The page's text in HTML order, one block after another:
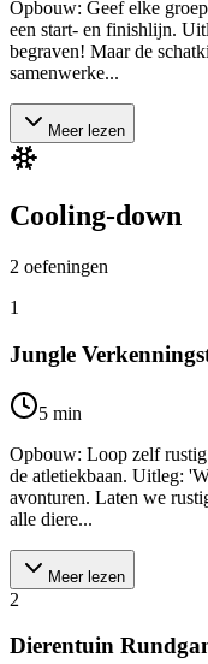
Opbouw: Geef elke
een start- en finishlijn.
begraven! Maar de
samenwerke...
Meer lezen
Cooling-down
2 oefeningen
1
Jungle
5 min
Opbouw: Loop zelf
de atletiekbaan. Uitleg:
avonturen. Laten we
alle diere...
Meer lezen
2
Dierentuin